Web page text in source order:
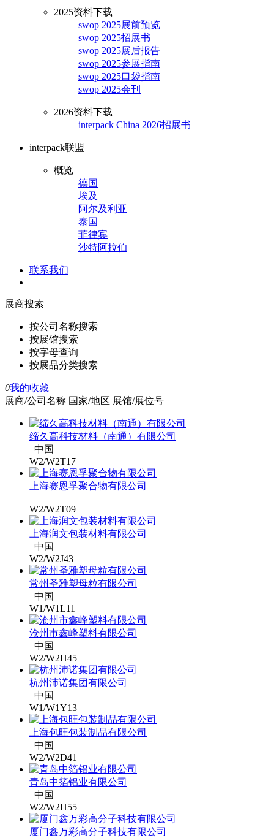
2025资料下载
swop 2025展前预览
swop 2025招展书
swop 2025展后报告
swop 2025参展指南
swop 2025口袋指南
swop 2025会刊
2026资料下载
interpack China 2026招展书
interpack联盟
概览
德国
埃及
阿尔及利亚
泰国
菲律宾
沙特阿拉伯
联系我们
展商搜索
按公司名称搜索
按展馆搜索
按字母查询
按展品分类搜索
0我的收藏
展商/公司名称 国家/地区 展馆/展位号
缔久高科技材料（南通）有限公司
中国
W2/W2T17
上海赛恩孚聚合物有限公司
W2/W2T09
上海润文包装材料有限公司
中国
W2/W2J43
常州圣雅塑母粒有限公司
中国
W1/W1L11
沧州市鑫峰塑料有限公司
中国
W2/W2H45
杭州沛诺集团有限公司
中国
W1/W1Y13
上海包旺包装制品有限公司
中国
W2/W2D41
青岛中箔铝业有限公司
中国
W2/W2H55
厦门鑫万彩高分子科技有限公司